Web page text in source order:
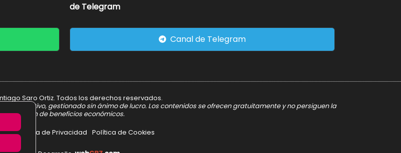
de Telegram
Canal de Telegram
Saro Ortiz. Todos los derechos reservados.
divulgativo, gestionado sin ánimo de lucro. Los contenidos se ofrecen gratuitamente y no persiguen la
obtención de beneficios económicos.
Política de Privacidad Política de Cookies